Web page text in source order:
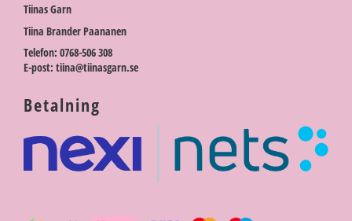
Tiinas Garn
Tiina Brander Paananen
Telefon: 0768-506 308
E-post: tiina@tiinasgarn.se
Betalning